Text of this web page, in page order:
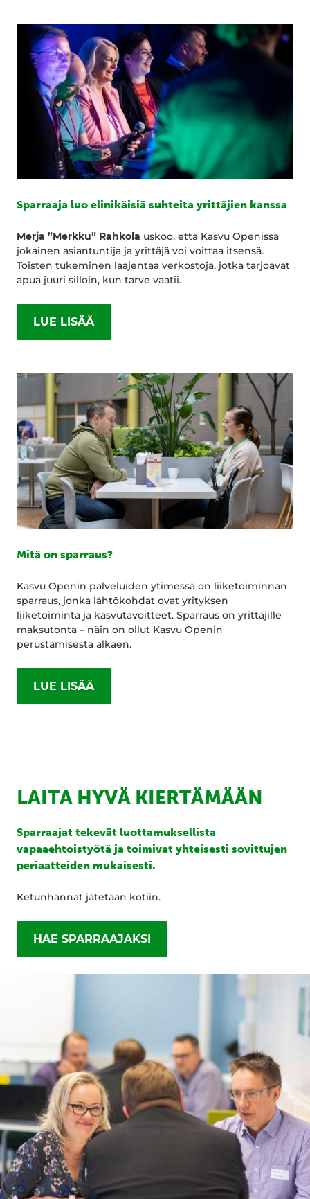
Sparraaja luo elinikäisiä suhteita yrittäjien kanssa
Merja ”Merkku” Rahkola uskoo, että Kasvu Openissa
jokainen asiantuntija ja yrittäjä voi voittaa itsensä.
Toisten tukeminen laajentaa verkostoja, jotka tarjoavat
apua juuri silloin, kun tarve vaatii.
LUE LISÄÄ
Mitä on sparraus?
Kasvu Openin palveluiden ytimessä on liiketoiminnan
sparraus, jonka lähtökohdat ovat yrityksen
liiketoiminta ja kasvutavoitteet. Sparraus on yrittäjille
maksutonta – näin on ollut Kasvu Openin
perustamisesta alkaen.
LUE LISÄÄ
LAITA HYVÄ KIERTÄMÄÄN
Sparraajat tekevät luottamuksellista
vapaaehtoistyötä ja toimivat yhteisesti sovittujen
periaatteiden mukaisesti.
Ketunhännät jätetään kotiin.
HAE SPARRAAJAKSI